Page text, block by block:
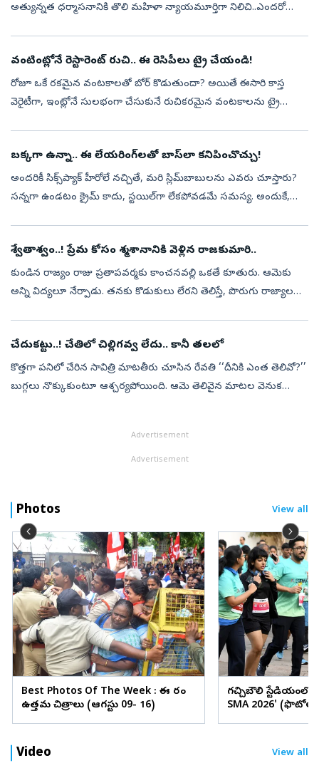
అత్యున్నత ధర్మాసనానికి తొలి మహిళా న్యాయమూర్తిగా నిలిచి..ఎందరో
వంటింట్లోనే రెస్టారెంట్ రుచి.. ఈ రెసిపీలు ట్రై చేయండి!
రోజూ ఒకే రకమైన వంటకాలతో బోర్‌ కొడుతుందా? అయితే ఈసారి కాస్త
వెరైటీగా, ఇంట్లోనే సులభంగా చేసుకునే రుచికరమైన వంటకాలను ట్రై
బక్కగా ఉన్నా.. ఈ లేయరింగ్‌లతో బాస్‌లా కనిపించొచ్చు!
అందరికీ సిక్స్‌ప్యాక్‌ హీరోలే నచ్చితే, మరి స్లిమ్‌బాబులను ఎవరు చూస్తారు?
సన్నగా ఉండటం క్రైమ్‌ కాదు, స్టయిల్‌గా లేకపోవడమే సమస్య. అందుకే,
శ్వేతాశ్వం..! ప్రేమ కోసం శ్మశానానికి వెళ్లిన రాజకుమారి..
కుండిన రాజ్యం రాజు ప్రతాపవర్మకు కాంచనవల్లి ఒకతే కూతురు. ఆమెకు
అన్ని విద్యలూ నేర్పాడు. తనకు కొడుకులు లేరని తెలిస్తే, పొరుగు రాజ్యాల
చేదుకట్టు..! చేతిలో చిల్లిగవ్వ లేదు.. కానీ తలలో
కొత్తగా పనిలో చేరిన సావిత్రి మాటతీరు చూసిన రేవతి ‘‘దీనికి ఎంత తెలివో?’’
బుగ్గలు నొక్కుకుంటూ ఆశ్చర్యపోయింది. ఆమె తెలివైన మాటల వెనుక
Advertisement
Advertisement
Photos View all
Best Photos Of The Week : ఈ వారం
ఉత్తమ చిత్రాలు (ఆగస్టు 09- 16)
గచ్చిబౌలి స్టేడియంలో
SMA 2026'
Video View all